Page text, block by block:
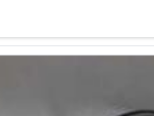
пищевой промышленности в качестве возвратной
верхнего бортика). 2.Открытая емкость для сбора дождевой воды. 3.Емкость для овощей,